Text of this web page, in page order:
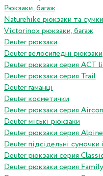
Рюкзаки, багаж
Naturehike рюкзаки та сумки
Victorinox рюкзаки, багаж
Deuter рюкзаки
Deuter велосипедні рюкзаки
Deuter рюкзаки серия ACT
Deuter рюкзаки серия Trail
Deuter гаманці
Deuter косметички
Deuter рюкзаки серия
Deuter міські рюкзаки
Deuter рюкзаки серия
Deuter підсідельні сумочки
Deuter рюкзаки серия
Deuter рюкзаки серия